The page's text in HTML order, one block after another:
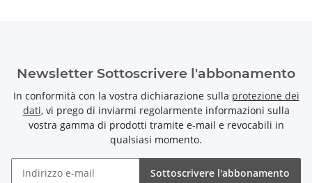
Newsletter Sottoscrivere l'abbonamento
In conformità con la vostra dichiarazione sulla protezione dei
dati, vi prego di inviarmi regolarmente informazioni sulla
vostra gamma di prodotti tramite e-mail e revocabili in
qualsiasi momento.
Sottoscrivere l'abbonamento